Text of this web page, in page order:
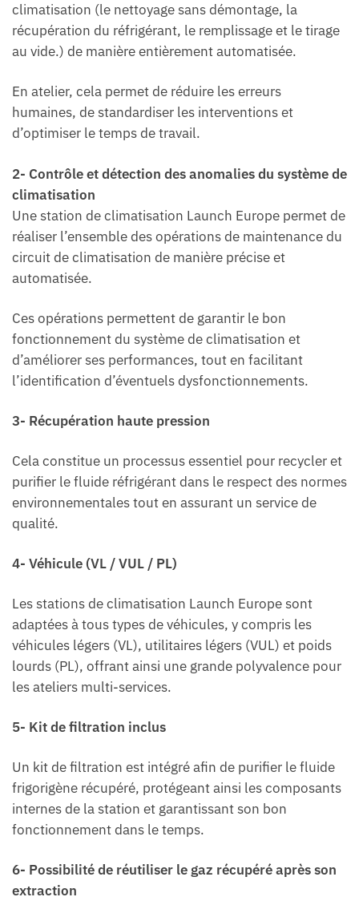
climatisation (le nettoyage sans démontage, la
récupération du réfrigérant, le remplissage et le tirage
au vide.) de manière entièrement automatisée.
En atelier, cela permet de réduire les erreurs
humaines, de standardiser les interventions et
d’optimiser le temps de travail.
2- Contrôle et détection des anomalies du système de
climatisation
Une station de climatisation Launch Europe permet de
réaliser l’ensemble des opérations de maintenance du
circuit de climatisation de manière précise et
automatisée.
Ces opérations permettent de garantir le bon
fonctionnement du système de climatisation et
d’améliorer ses performances, tout en facilitant
l’identification d’éventuels dysfonctionnements.
3- Récupération haute pression
Cela constitue un processus essentiel pour recycler et
purifier le fluide réfrigérant dans le respect des normes
environnementales tout en assurant un service de
qualité.
4- Véhicule (VL / VUL / PL)
Les stations de climatisation Launch Europe sont
adaptées à tous types de véhicules, y compris les
véhicules légers (VL), utilitaires légers (VUL) et poids
lourds (PL), offrant ainsi une grande polyvalence pour
les ateliers multi-services.
5- Kit de filtration inclus
Un kit de filtration est intégré afin de purifier le fluide
frigorigène récupéré, protégeant ainsi les composants
internes de la station et garantissant son bon
fonctionnement dans le temps.
6- Possibilité de réutiliser le gaz récupéré après son
extraction